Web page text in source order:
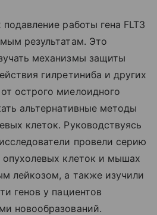
работы гена FLT3
результатам. Это
механизмы защиты
гилретиниба и других
острого миелоидного
альтернативные методы
клеток. Руководствуясь
провели серию
опухолевых клеток и мышах
лейкозом, а также изучили
генов у пациентов
новообразований.